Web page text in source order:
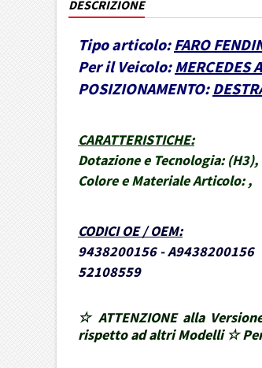
DESCRIZIONE
Tipo articolo: FARO
Per il Veicolo: MERCEDES
POSIZIONAMENTO:
CARATTERISTICHE:
Dotazione e Tecnologia: (H3),
Colore e Materiale Articolo: ,
CODICI OE / OEM:
9438200156 - A9438200156
52108559
☆ ATTENZIONE alla
rispetto ad altri Modelli ☆